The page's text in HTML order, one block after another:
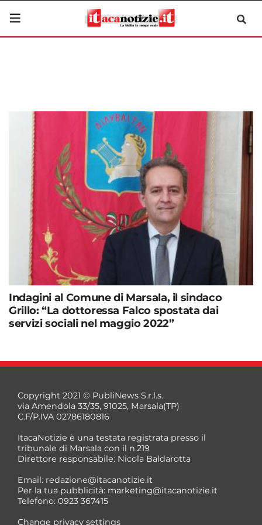
Indagini al Comune di Marsala, il sindaco
Grillo: “La dottoressa Falco spostata dai
servizi sociali nel maggio 2022”
Copyright 2021 © PubliNews S.r.l.s.
via Amendola 33/35, 91025, Marsala(TP)
C.F/P.IVA 02786180816
ItacaNotizie è una testata registrata presso il
tribunale di Marsala con il n.219
Direttore responsabile: Nicola Baldarotta
Email: redazione@itacanotizie.it
Per la tua pubblicità: marketing@itacanotizie.it
Telefono: 0923 367415
Change privacy settings